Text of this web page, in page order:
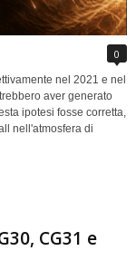
0
nel 2021 e nel
aver generato
ipotesi fosse corretta,
nell'atmosfera di
CG31 e